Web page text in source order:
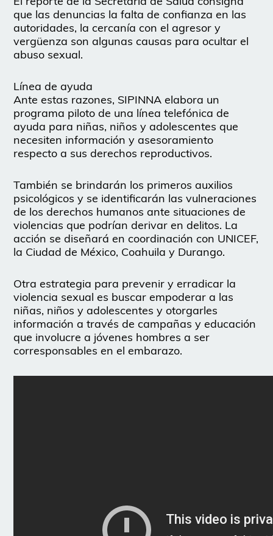
que las denuncias la falta de confianza en las
autoridades, la cercanía con el agresor y
vergüenza son algunas causas para ocultar el
abuso sexual.
Línea de ayuda
Ante estas razones, SIPINNA elabora un
programa piloto de una línea telefónica de
ayuda para niñas, niños y adolescentes que
necesiten información y asesoramiento
respecto a sus derechos reproductivos.
También se brindarán los primeros auxilios
psicológicos y se identificarán las vulneraciones
de los derechos humanos ante situaciones de
violencias que podrían derivar en delitos. La
acción se diseñará en coordinación con UNICEF,
la Ciudad de México, Coahuila y Durango.
Otra estrategia para prevenir y erradicar la
violencia sexual es buscar empoderar a las
niñas, niños y adolescentes y otorgarles
información a través de campañas y educación
que involucre a jóvenes hombres a ser
corresponsables en el embarazo.